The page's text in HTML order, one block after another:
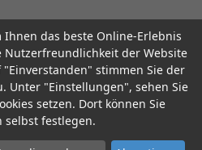
Ltd.
Ihnen das beste Online-Erlebnis
der Website
stimmen Sie der
Unter "Einstellungen", sehen Sie
setzen. Dort können Sie
selbst festlegen.